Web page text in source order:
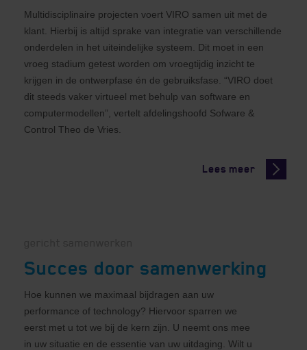
Multidisciplinaire projecten voert VIRO samen uit met de
klant. Hierbij is altijd sprake van integratie van verschillende
onderdelen in het uiteindelijke systeem. Dit moet in een
vroeg stadium getest worden om vroegtijdig inzicht te
krijgen in de ontwerpfase én de gebruiksfase. “VIRO doet
dit steeds vaker virtueel met behulp van software en
computermodellen”, vertelt afdelingshoofd Sofware &
Control Theo de Vries.
Lees meer
Succes door samenwerking
Hoe kunnen we maximaal bijdragen aan uw
performance of technology? Hiervoor sparren we
eerst met u tot we bij de kern zijn. U neemt ons mee
in uw situatie en de essentie van uw uitdaging. Wilt u